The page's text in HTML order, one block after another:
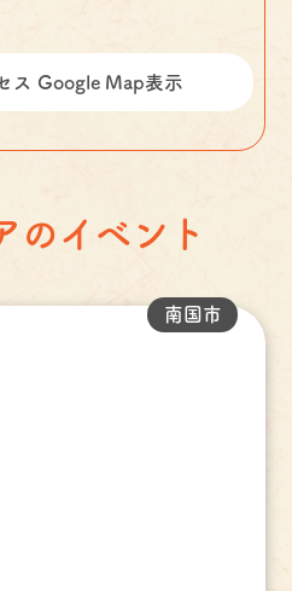
ス Google Map表示
のイベント
南国市